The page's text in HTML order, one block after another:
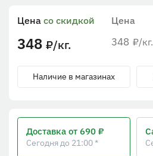
Цена
348 ₽/кг.
Цена со скидкой
348 ₽/кг.
Наличие в магазинах
Доставка от 690 ₽
Сегодня до 21:00 *